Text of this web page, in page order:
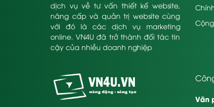
dịch vụ về tư vấn thiết kế website,
nâng cấp và quản trị website cùng
với đó là các dịch vụ marketing
online. VN4U đã trở thành đối tác tin
cậy của nhiều doanh nghiệp
Văn